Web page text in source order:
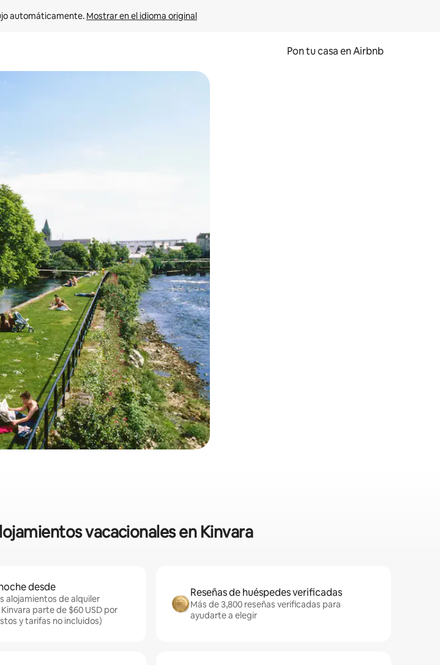
automáticamente. Mostrar en el idioma original
Pon tu casa en Airbnb
y hacia abajo o explora con el tacto o desliza el dedo.
vacacionales en Kinvara
desde
alojamientos de alquiler
parte de $60 USD por
y tarifas no incluidos)
Reseñas de huéspedes verificadas
Más de 3,800 reseñas verificadas para
ayudarte a elegir